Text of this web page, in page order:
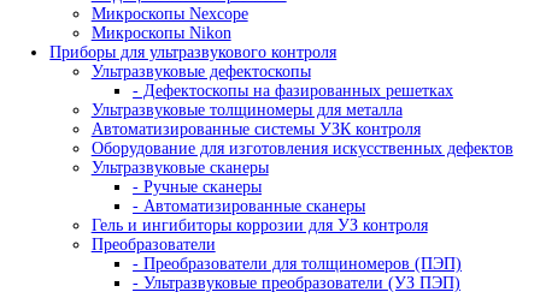
Разрывные машины
Разрывные машины для металла
Универсальные испытательные машины
Электромеханические испытательные машины
Сервогидравлические машины
Маятниковые копры
- Копры по методу изода
- Маятниковый копер по шарпи
- Станки для U, V надрезов
Копры с падающим грузом
- Копры серии DWTT
- Копры серии IM
Оборудование для металлографии